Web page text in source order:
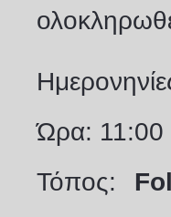
Ώρα:
Τόπος: